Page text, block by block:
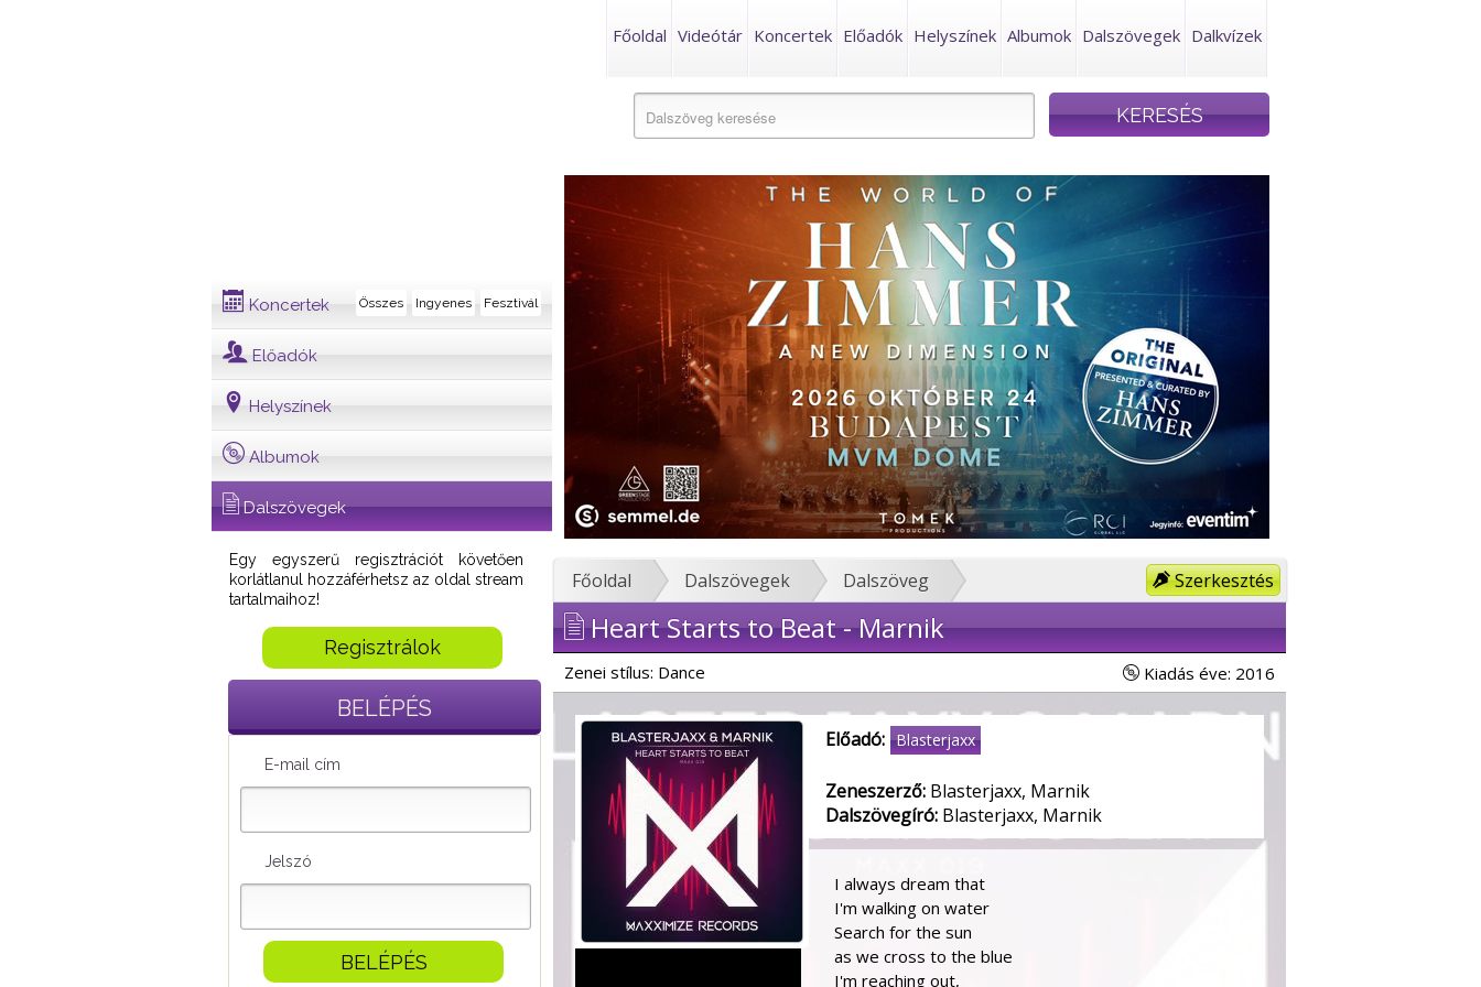
Főoldal Videótár Koncertek Előadók Helyszínek Albumok Dalszövegek Dalkvízek
Koncertek Fesztivál
Ingyenes
Összes
Előadók
Helyszínek
Albumok
Dalszövegek
Egy egyszerű regisztrációt követően
korlátlanul hozzáférhetsz az oldal stream
tartalmaihoz!
Regisztrálok
BELÉPÉS
E-mail cím
Jelszó
Szerkesztés
Főoldal Dalszövegek Dalszöveg
Heart Starts to Beat - Marnik
Zenei stílus: Dance Kiadás éve: 2016
Előadó: Blasterjaxx
Zeneszerző: Blasterjaxx, Marnik
Dalszövegíró: Blasterjaxx, Marnik
I always dream that
I'm walking on water
Search for the sun
as we cross to the blue
I'm reaching out,